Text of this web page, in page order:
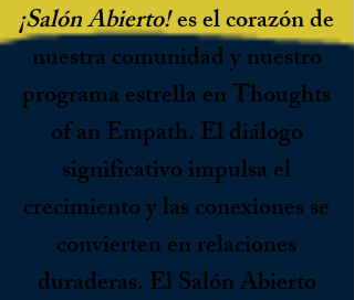
¡Salón Abierto!es el corazón de
nuestra comunidad y nuestro
programa estrella en Thoughts
of an Empath. El diálogo
significativo impulsa el
crecimiento y las conexiones se
convierten en relaciones
duraderas. El Salón Abierto